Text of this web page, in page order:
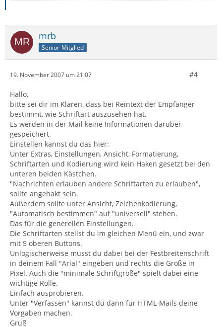
mrb
Senior-Mitglied
19. November 2007 um 21:07 #4
Hallo,
bitte sei dir im Klaren, dass bei Reintext der Empfänger
bestimmt, wie Schriftart auszusehen hat.
Es werden in der Mail keine Informationen darüber
gespeichert.
Einstellen kannst du das hier:
Unter Extras, Einstellungen, Ansicht, Formatierung,
Schriftarten und Kodierung wird kein Haken gesetzt bei den
unteren beiden Kästchen.
"Nachrichten erlauben andere Schriftarten zu erlauben",
sollte angehakt sein.
Außerdem sollte unter Ansicht, Zeichenkodierung,
"Automatisch bestimmen" auf "universell" stehen.
Das für die generellen Einstellungen.
Die Schriftarten stellst du im gleichen Menü ein, und zwar
mit 5 oberen Buttons.
Unlogischerweise musst du dabei bei der Festbreitenschrift
in deinem Fall "Arial" eingeben und rechts die Größe in
Pixel. Auch die "minimale Schriftgröße" spielt dabei eine
wichtige Rolle.
Einfach ausprobieren.
Unter "Verfassen" kannst du dann für HTML-Mails deine
Vorgaben machen.
Gruß